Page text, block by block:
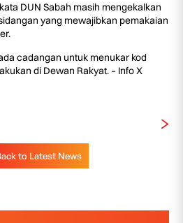
DUN Sabah masih mengekalkan
yang mewajibkan pemakaian
cadangan untuk menukar kod
di Dewan Rakyat. – Info X
to Latest News